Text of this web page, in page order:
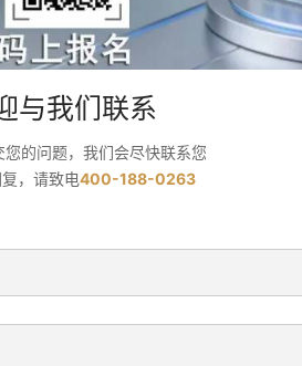
与我们联系
您的问题，我们会尽快联系您
，请致电400-188-0263